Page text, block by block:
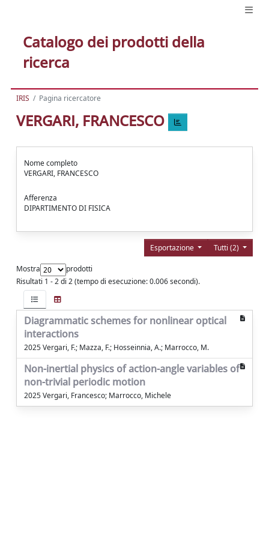
Catalogo dei prodotti della
ricerca
IRIS Pagina ricercatore
VERGARI, FRANCESCO
Nome completo
VERGARI, FRANCESCO
Afferenza
DIPARTIMENTO DI FISICA
Tutti (2)
Esportazione
Mostra
prodotti
Risultati 1 - 2 di 2 (tempo di esecuzione: 0.006 secondi).
Diagrammatic schemes for nonlinear optical
interactions
2025 Vergari, F.; Mazza, F.; Hosseinnia, A.; Marrocco, M.
Non-inertial physics of action-angle variables of
non-trivial periodic motion
2025 Vergari, Francesco; Marrocco, Michele